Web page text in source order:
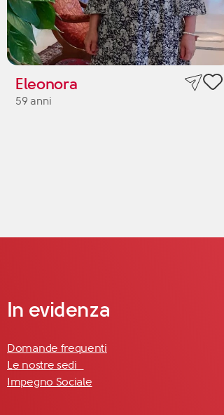
Eleonora
59 anni
In evidenza
Domande frequenti
Le nostre sedi
Impegno Sociale